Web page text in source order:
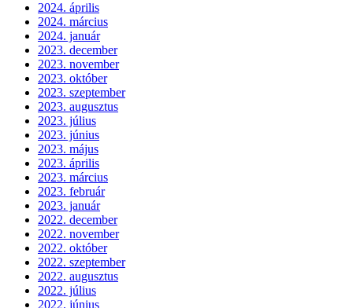
2024. április
2024. március
2024. január
2023. december
2023. november
2023. október
2023. szeptember
2023. augusztus
2023. július
2023. június
2023. május
2023. április
2023. március
2023. február
2023. január
2022. december
2022. november
2022. október
2022. szeptember
2022. augusztus
2022. július
2022. június